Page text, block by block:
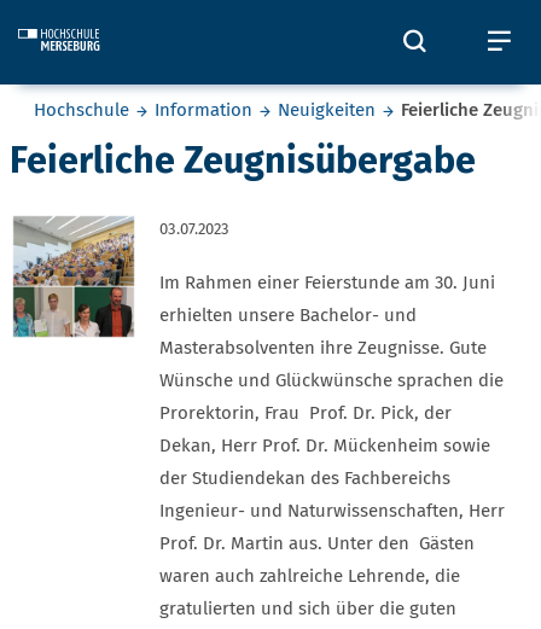
Öffnet
Sie befinden sich hier:
Hochschule Information Neuigkeiten Feierliche
Feierliche Zeugnisübergabe
03.07.2023
Im Rahmen einer Feierstunde am 30. Juni
erhielten unsere Bachelor- und
Masterabsolventen ihre Zeugnisse. Gute
Wünsche und Glückwünsche sprachen die
Prorektorin, Frau Prof. Dr. Pick, der
Dekan, Herr Prof. Dr. Mückenheim sowie
der Studiendekan des Fachbereichs
Ingenieur- und Naturwissenschaften, Herr
Prof. Dr. Martin aus. Unter den Gästen
waren auch zahlreiche Lehrende, die
gratulierten und sich über die guten